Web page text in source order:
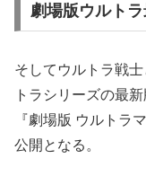
劇場版ウルト
そしてウルトラ戦
トラシリーズの最
『劇場版 ウルトラ
公開となる。